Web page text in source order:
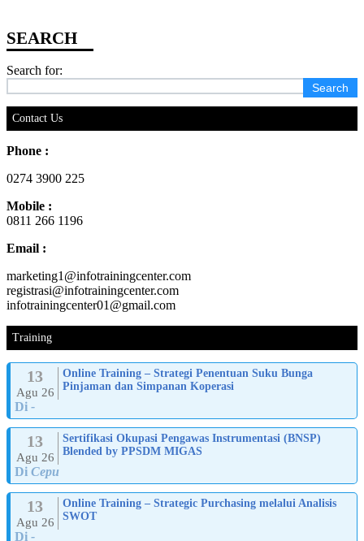
Search for:
Contact Us
Phone :
0274 3900 225
Mobile :
0811 266 1196
Email :
marketing1@infotrainingcenter.com
registrasi@infotrainingcenter.com
infotrainingcenter01@gmail.com
Training
13
Agu 26
Online Training – Strategi Penentuan Suku Bunga
Pinjaman dan Simpanan Koperasi
Di -
13
Agu 26
Sertifikasi Okupasi Pengawas Instrumentasi (BNSP)
Blended by PPSDM MIGAS
Di Cepu
13
Agu 26
Online Training – Strategic Purchasing melalui Analisis
SWOT
Di -